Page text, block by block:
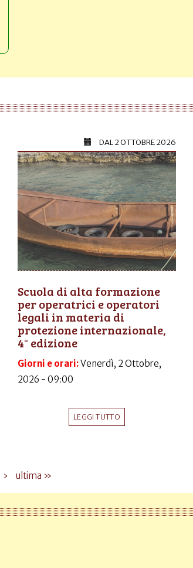
DAL2 OTTOBRE 2026
Scuola di alta formazione
per operatrici e operatori
legali in materia di
protezione internazionale,
4° edizione
Giorni e orari:Venerdì, 2 Ottobre,
2026 - 09:00
LEGGI TUTTO
› ultima »